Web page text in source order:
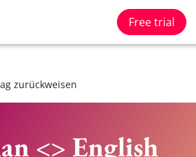
Free trial
zurückweisen
<> English